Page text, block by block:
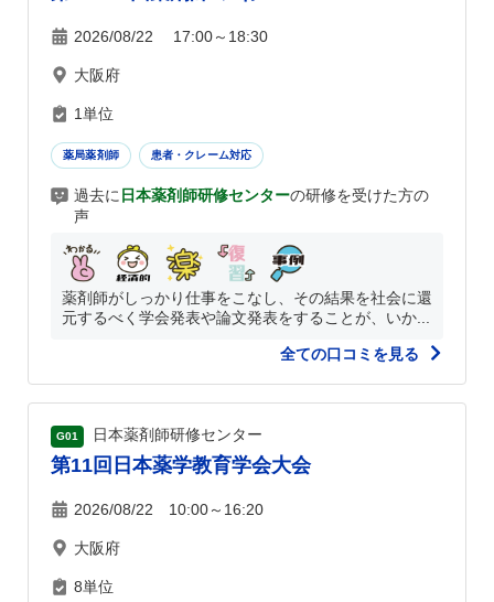
2026/08/22 17:00～18:30
大阪府
1単位
薬局薬剤師 患者・クレーム対応
過去に 日本薬剤師研修センターの研修を受けた方の
声
薬剤師がしっかり仕事をこなし、その結果を社会に還
元するべく学会発表や論文発表をすることが、いか...
全ての口コミを見る
G01 日本薬剤師研修センター
第11回日本薬学教育学会大会
2026/08/22 10:00～16:20
大阪府
8単位